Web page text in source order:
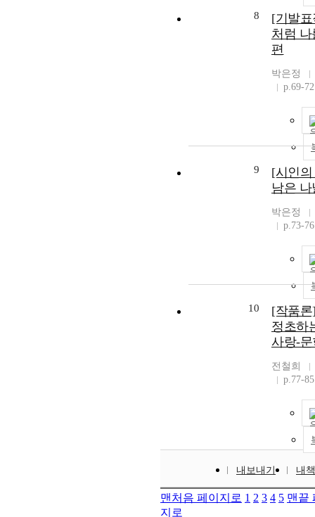
8
[기발
처럼 나
편
박은정
p.69-72
9
[시인
남은 나
박은정
p.73-76
10
[작품
정초하
사랑-문
전철희
p.77-85
내보내기 내
맨처음 페이지로 1 2 3 4 5 맨끝
지로